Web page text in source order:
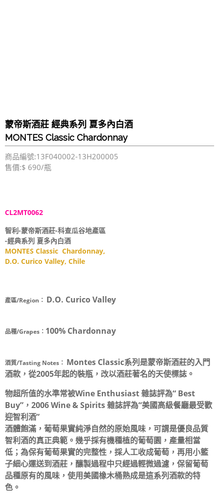
蒙帝斯酒莊 經典系列 夏多內白酒
MONTES Classic Chardonnay
商品編號:13F040002-13H200005
售價:$ 690/瓶
CL2MT0062
智利-蒙帝斯酒莊-科查瓜谷地產區
-經典系列 夏多內白酒
MONTES Classic Chardonnay,
D.O. Curico Valley, Chile
產區/Region： D.O. Curico Valley
品種/Grapes： 100% Chardonnay
酒質/Tasting Notes： Montes Classic系列是蒙帝斯酒莊的入門
酒款，從2005年起的裝瓶，改以酒莊著名的天使標誌。
物超所值的水準常被Wine Enthusiast 雜誌評為“ Best
Buy”，2006 Wine & Spirits 雜誌評為“美國高級餐廳最受歡
迎智利酒”
酒體飽滿，葡萄果實純淨自然的原始風味，可謂是優良品質
智利酒的真正典範。幾乎採有機種植的葡萄園，產量相當
低；為保有葡萄果實的完整性，採人工收成葡萄，再用小籃
子細心運送到酒莊，釀製過程中只經過輕微過濾，保留葡萄
品種原有的風味，使用美國橡木桶熟成是這系列酒款的特
色。